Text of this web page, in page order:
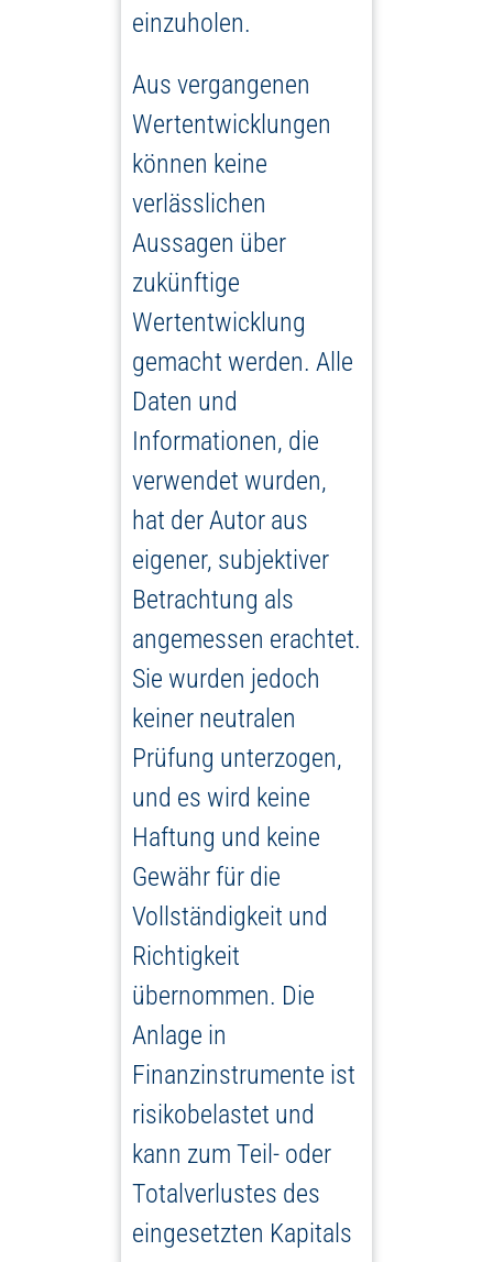
einzuholen.
Aus vergangenen
Wertentwicklungen
können keine
verlässlichen
Aussagen über
zukünftige
Wertentwicklung
gemacht werden. Alle
Daten und
Informationen, die
verwendet wurden,
hat der Autor aus
eigener, subjektiver
Betrachtung als
angemessen erachtet.
Sie wurden jedoch
keiner neutralen
Prüfung unterzogen,
und es wird keine
Haftung und keine
Gewähr für die
Vollständigkeit und
Richtigkeit
übernommen. Die
Anlage in
Finanzinstrumente ist
risikobelastet und
kann zum Teil- oder
Totalverlustes des
eingesetzten Kapitals